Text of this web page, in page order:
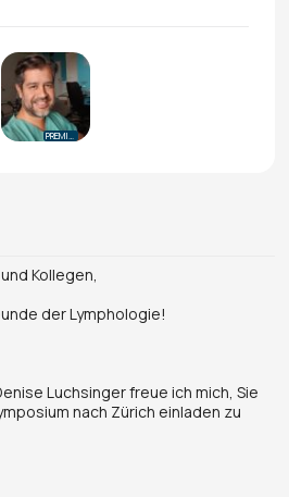
Kollegen,
der Lymphologie!
Luchsinger freue ich mich, Sie
nach Zürich einladen zu